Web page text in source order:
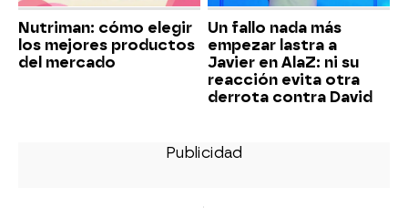
Nutriman: cómo elegir
los mejores productos
del mercado
Un fallo nada más
empezar lastra a
Javier en AlaZ: ni su
reacción evita otra
derrota contra David